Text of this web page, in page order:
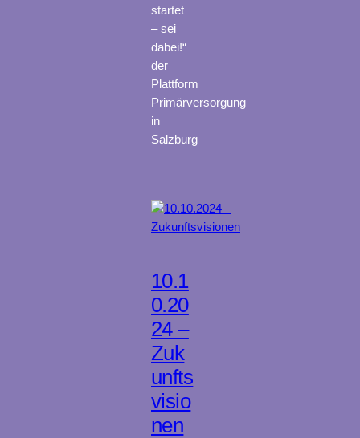
startet
– sei
dabei!“
der
Plattform
Primärversorgung
in
Salzburg
10.1
0.20
24 –
Zuk
unfts
visio
nen